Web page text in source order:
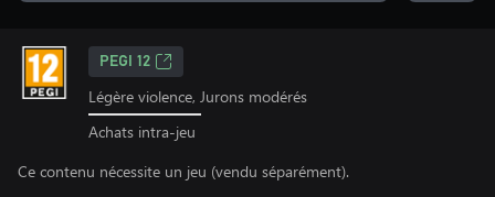
PEGI 12
Légère violence, Jurons modérés
Achats intra-jeu
Ce contenu nécessite un jeu (vendu séparément).